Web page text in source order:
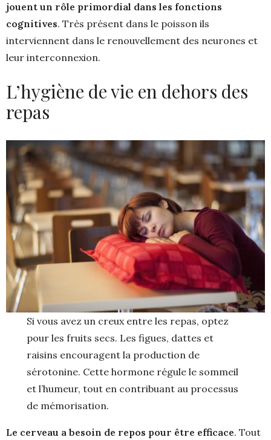
jouent un rôle primordial dans les fonctions
cognitives. Très présent dans le poisson ils
interviennent dans le renouvellement des neurones et
leur interconnexion.
L’hygiène de vie en dehors des
repas
Si vous avez un creux entre les repas, optez
pour les fruits secs. Les figues, dattes et
raisins encouragent la production de
sérotonine. Cette hormone régule le sommeil
et l’humeur, tout en contribuant au processus
de mémorisation.
Le cerveau a besoin de repos pour être efficace. Tout